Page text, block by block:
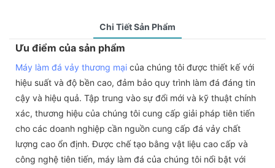
Chi Tiết Sản Phẩm
Ưu điểm của sản phẩm
Máy làm đá vảy thương mại của chúng tôi được thiết kế với
hiệu suất và độ bền cao, đảm bảo quy trình làm đá đáng tin
cậy và hiệu quả. Tập trung vào sự đổi mới và kỹ thuật chính
xác, thương hiệu của chúng tôi cung cấp giải pháp tiên tiến
cho các doanh nghiệp cần nguồn cung cấp đá vảy chất
lượng cao ổn định. Được chế tạo bằng vật liệu cao cấp và
công nghệ tiên tiến, máy làm đá của chúng tôi nổi bật với